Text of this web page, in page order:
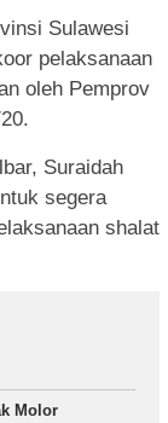
Sulawesi
pelaksanaan
oleh Pemprov
Suraidah
segera
shalat
Molor